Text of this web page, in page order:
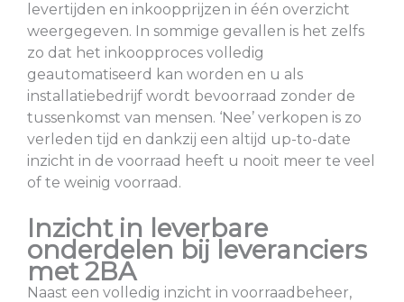
levertijden en inkoopprijzen in één overzicht
weergegeven. In sommige gevallen is het zelfs
zo dat het inkoopproces volledig
geautomatiseerd kan worden en u als
installatiebedrijf wordt bevoorraad zonder de
tussenkomst van mensen. ‘Nee’ verkopen is zo
verleden tijd en dankzij een altijd up-to-date
inzicht in de voorraad heeft u nooit meer te veel
of te weinig voorraad.
Inzicht in leverbare
onderdelen bij leveranciers
met 2BA
Naast een volledig inzicht in voorraadbeheer,